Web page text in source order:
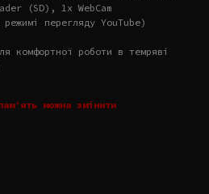
(SD), 1x WebCam
перегляду YouTube)
комфортної роботи в темряві
можна змінити